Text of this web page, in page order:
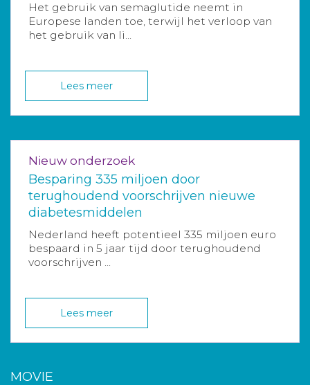
Het gebruik van semaglutide neemt in
Europese landen toe, terwijl het verloop van
het gebruik van li...
Lees meer
Nieuw onderzoek
Besparing 335 miljoen door
terughoudend voorschrijven nieuwe
diabetesmiddelen
Nederland heeft potentieel 335 miljoen euro
bespaard in 5 jaar tijd door terughoudend
voorschrijven ...
Lees meer
MOVIE